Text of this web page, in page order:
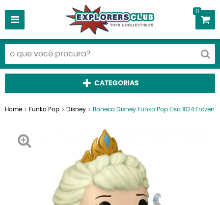
0
CATEGORIAS
Home Funko Pop Disney Boneco Disney Funko Pop Elsa 1024 Frozen